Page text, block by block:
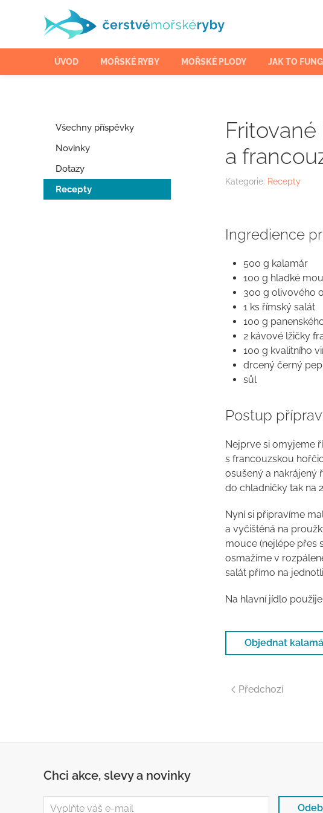
Skip
to
content
ÚVOD MOŘSKÉ RYBY MOŘSKÉ PLODY JAK TO
a
Kategorie: Recepty
Ingredience
500 g kalamár
100 g hladké
300 g olivového
1 ks římský salát
100 g
2 kávové lžičky
100 g kvalitního
drcený černý
sůl
Postup
Nejprve si omyjeme
s francouzskou
osušený a nakrájený
do chladničky tak na
Nyní si připravíme
a vyčištěná na
mouce (nejlépe přes
osmažíme v
salát přímo na
Na hlavní jídlo
Objednat
Předchozí
Všechny příspěvky
Novinky
Dotazy
Recepty
Chci akce, slevy a novinky